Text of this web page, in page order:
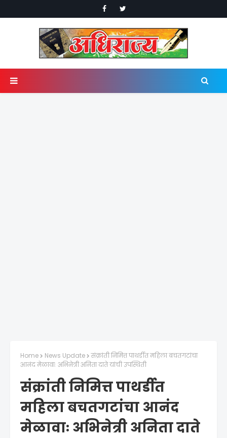
Home News Update
संक्रांती निमित्त पाथर्डीत महिला बचतगटांचा
आनंद मेळावाः अभिनेत्री अनिता दाते यांची उपस्थिती
संक्रांती निमित्त पाथर्डीत
महिला बचतगटांचा आनंद
मेळावाः अभिनेत्री अनिता दाते